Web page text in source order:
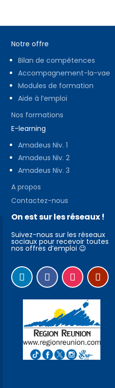
Notre offre
Bilan de compétences
Accompagnement-la-vae
Modules de formation
Aide à l’emploi
Nos formations
E-learning
Amadeus Niv. 1
Amadeus Niv. 2
Amadeus Niv. 3
A propos
Contactez-nous
On est sur les réseaux !
Suivez-nous sur les réseaux
sociaux pour recevoir toutes
nos offres d’emploi 😉